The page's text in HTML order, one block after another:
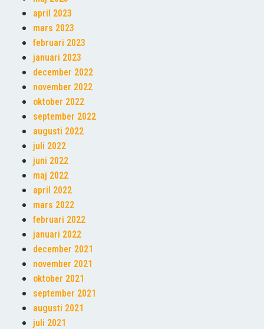
april 2023
mars 2023
februari 2023
januari 2023
december 2022
november 2022
oktober 2022
september 2022
augusti 2022
juli 2022
juni 2022
maj 2022
april 2022
mars 2022
februari 2022
januari 2022
december 2021
november 2021
oktober 2021
september 2021
augusti 2021
juli 2021